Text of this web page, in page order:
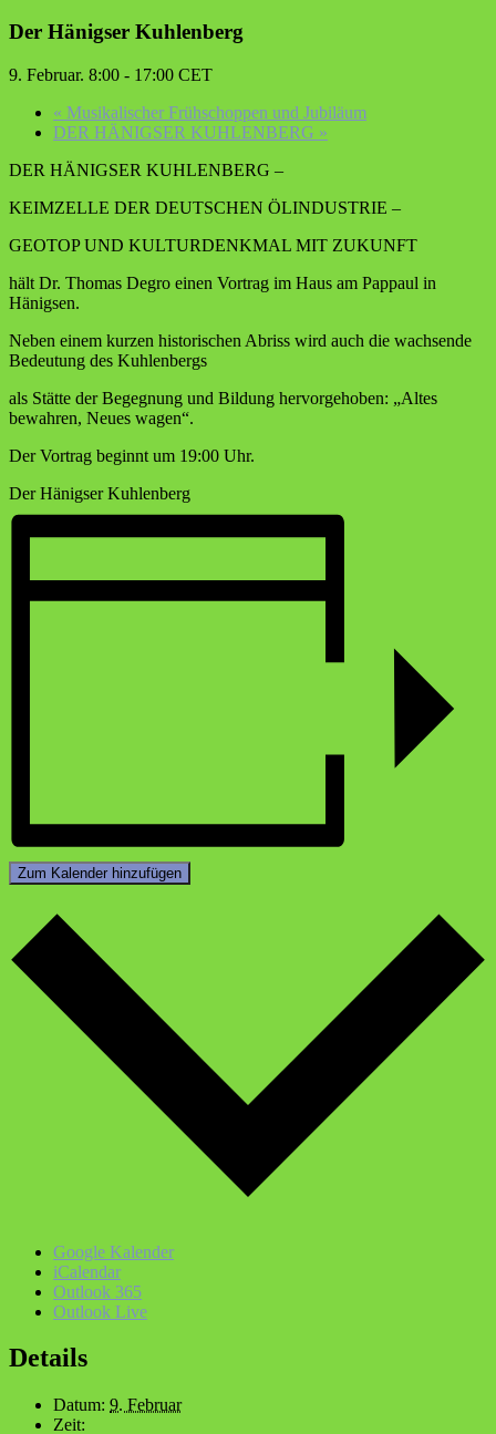
Der Hänigser Kuhlenberg
9. Februar. 8:00 - 17:00 CET
« Musikalischer Frühschoppen und Jubiläum
DER HÄNIGSER KUHLENBERG »
DER HÄNIGSER KUHLENBERG –
KEIMZELLE DER DEUTSCHEN ÖLINDUSTRIE –
GEOTOP UND KULTURDENKMAL MIT ZUKUNFT
hält Dr. Thomas Degro einen Vortrag im Haus am Pappaul in
Hänigsen.
Neben einem kurzen historischen Abriss wird auch die wachsende
Bedeutung des Kuhlenbergs
als Stätte der Begegnung und Bildung hervorgehoben: „Altes
bewahren, Neues wagen“.
Der Vortrag beginnt um 19:00 Uhr.
Der Hänigser Kuhlenberg
Zum Kalender hinzufügen
Google Kalender
iCalendar
Outlook 365
Outlook Live
Details
Datum: 9. Februar
Zeit: